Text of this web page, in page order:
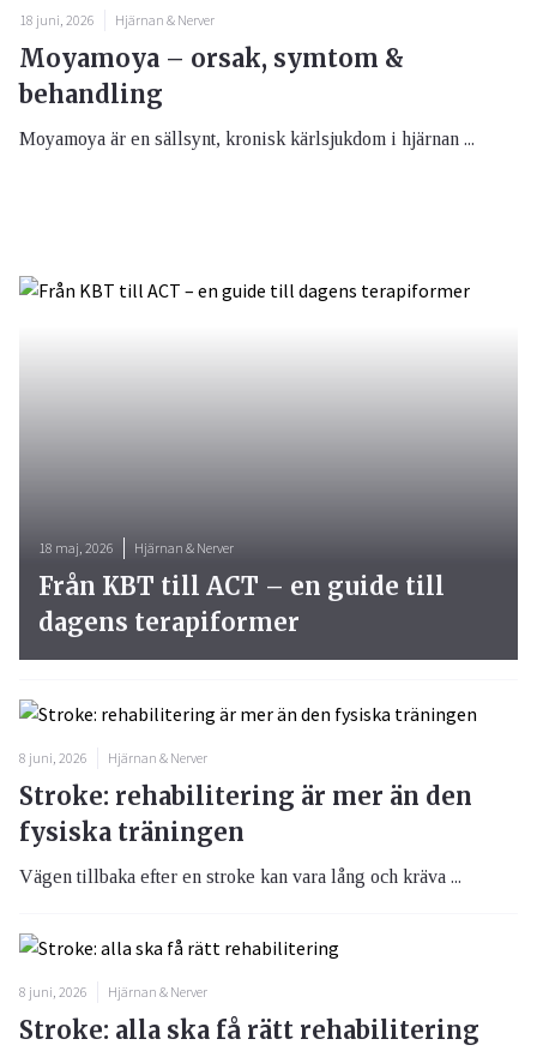
18 juni, 2026 Hjärnan & Nerver
Moyamoya – orsak, symtom &
behandling
Moyamoya är en sällsynt, kronisk kärlsjukdom i hjärnan ...
8 juni, 2026 Hjärnan & Nerver
Stroke: rehabilitering är mer än den
fysiska träningen
Vägen tillbaka efter en stroke kan vara lång och kräva ...
8 juni, 2026 Hjärnan & Nerver
Stroke: alla ska få rätt rehabilitering
18 maj, 2026 Hjärnan & Nerver
Från KBT till ACT – en guide till
dagens terapiformer